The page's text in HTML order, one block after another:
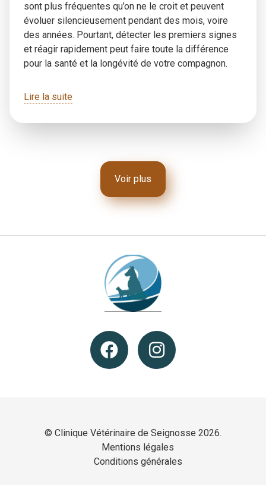
sont plus fréquentes qu’on ne le croit et peuvent
évoluer silencieusement pendant des mois, voire
des années. Pourtant, détecter les premiers signes
et réagir rapidement peut faire toute la différence
pour la santé et la longévité de votre compagnon.
Lire la suite
Voir plus
© Clinique Vétérinaire de Seignosse 2026.
Mentions légales
Conditions générales